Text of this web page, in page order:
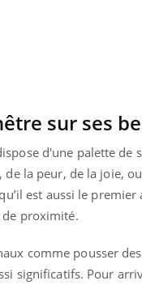
sur ses
d'une palette de
de la peur, de la joie,
qu’il est aussi le
proximité.
comme pousser
significatifs. Pour
pour